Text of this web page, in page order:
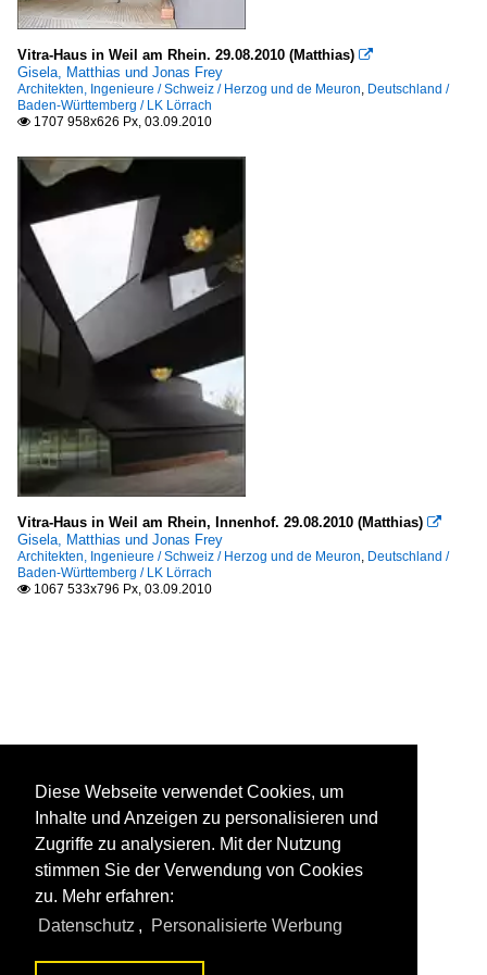
Vitra-Haus in Weil am Rhein. 29.08.2010 (Matthias) 
Gisela, Matthias und Jonas Frey
Architekten, Ingenieure / Schweiz / Herzog und de Meuron Deutschland /
Baden-Württemberg / LK Lörrach
 1707 958x626 Px, 03.09.2010
Vitra-Haus in Weil am Rhein, Innenhof. 29.08.2010 (Matthias) 
Gisela, Matthias und Jonas Frey
Architekten, Ingenieure / Schweiz / Herzog und de Meuron Deutschland /
Baden-Württemberg / LK Lörrach
 1067 533x796 Px, 03.09.2010
Diese Webseite verwendet Cookies, um
Inhalte und Anzeigen zu personalisieren und
Zugriffe zu analysieren. Mit der Nutzung
stimmen Sie der Verwendung von Cookies
zu. Mehr erfahren:
Datenschutz , Personalisierte Werbung